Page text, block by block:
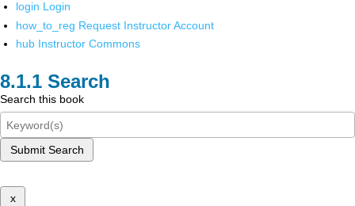
login Login
how_to_reg Request Instructor Account
hub Instructor Commons
Search
Search this book
Submit Search
x